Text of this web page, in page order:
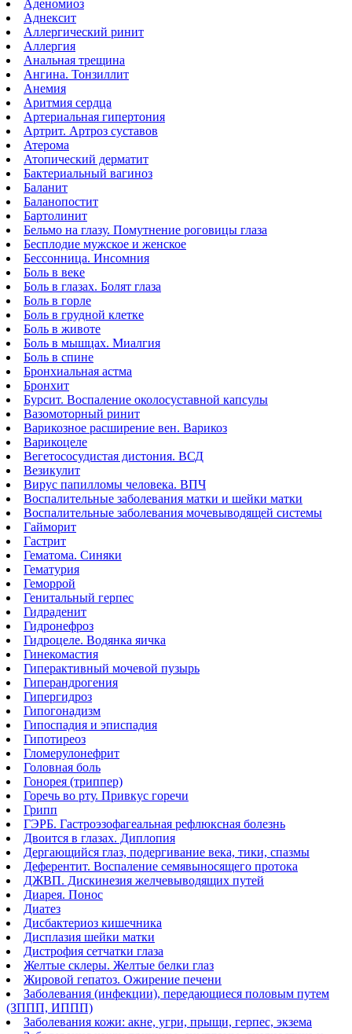
Аденомиоз
Аднексит
Аллергический ринит
Аллергия
Анальная трещина
Ангина. Тонзиллит
Анемия
Аритмия сердца
Артериальная гипертония
Артрит. Артроз суставов
Атерома
Атопический дерматит
Бактериальный вагиноз
Баланит
Баланопостит
Бартолинит
Бельмо на глазу. Помутнение роговицы глаза
Бесплодие мужское и женское
Бессонница. Инсомния
Боль в веке
Боль в глазах. Болят глаза
Боль в горле
Боль в грудной клетке
Боль в животе
Боль в мышцах. Миалгия
Боль в спине
Бронхиальная астма
Бронхит
Бурсит. Воспаление околосуставной капсулы
Вазомоторный ринит
Варикозное расширение вен. Варикоз
Варикоцеле
Вегетососудистая дистония. ВСД
Везикулит
Вирус папилломы человека. ВПЧ
Воспалительные заболевания матки и шейки матки
Воспалительные заболевания мочевыводящей системы
Гайморит
Гастрит
Гематома. Синяки
Гематурия
Геморрой
Генитальный герпес
Гидраденит
Гидронефроз
Гидроцеле. Водянка яичка
Гинекомастия
Гиперактивный мочевой пузырь
Гиперандрогения
Гипергидроз
Гипогонадизм
Гипоспадия и эписпадия
Гипотиреоз
Гломерулонефрит
Головная боль
Гонорея (триппер)
Горечь во рту. Привкус горечи
Грипп
ГЭРБ. Гастроэзофагеальная рефлюксная болезнь
Двоится в глазах. Диплопия
Дергающийся глаз, подергивание века, тики, спазмы
Деферентит. Воспаление семявыносящего протока
ДЖВП. Дискинезия желчевыводящих путей
Диарея. Понос
Диатез
Дисбактериоз кишечника
Дисплазия шейки матки
Дистрофия сетчатки глаза
Желтые склеры. Желтые белки глаз
Жировой гепатоз. Ожирение печени
Заболевания (инфекции), передающиеся половым путем
(ЗППП, ИППП)
Заболевания кожи: акне, угри, прыщи, герпес, экзема